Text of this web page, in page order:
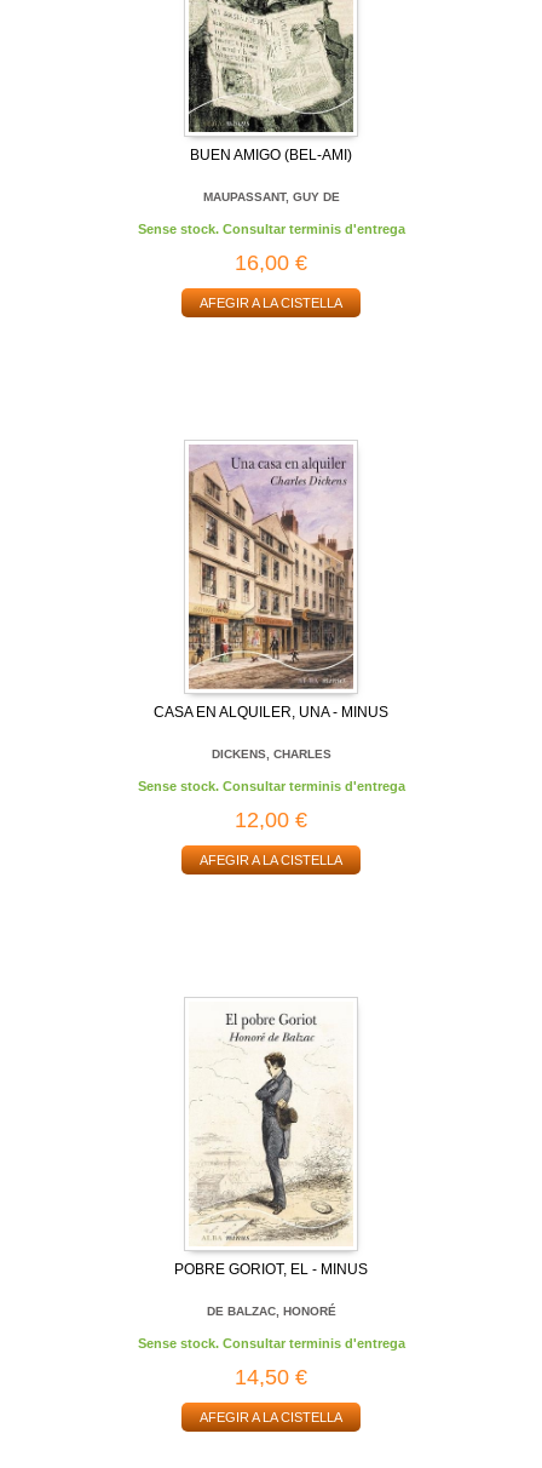
BUEN AMIGO (BEL-AMI)
MAUPASSANT, GUY DE
Sense stock. Consultar terminis d'entrega
16,00 €
AFEGIR A LA CISTELLA
CASA EN ALQUILER, UNA - MINUS
DICKENS, CHARLES
Sense stock. Consultar terminis d'entrega
12,00 €
AFEGIR A LA CISTELLA
POBRE GORIOT, EL - MINUS
DE BALZAC, HONORÉ
Sense stock. Consultar terminis d'entrega
14,50 €
AFEGIR A LA CISTELLA